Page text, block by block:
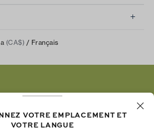
(CA$) / Français
VOTRE EMPLACEMENT ET
VOTRE LANGUE